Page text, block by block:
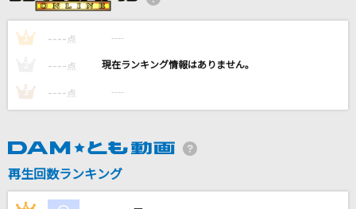
ヨルシカ
ドラマツルギー
[生音]ヘビースモーク
なごり雨
夏木綾子
1 ---- 点 ----
---- 点 ----
3 ---- 点 ----
再生回数ランキング